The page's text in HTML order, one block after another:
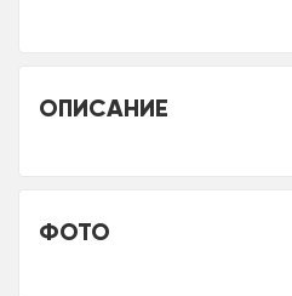
ОПИСАНИЕ
ФОТО